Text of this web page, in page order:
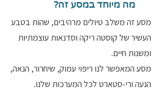
מה מיוחד במסע זה?
מסע זה משלב טיולים מרהיבים, שהות בטבע
העשיר של קוסטה ריקה וסדנאות עוצמתיות
ומשנות חיים.
מסע המאפשר לנו ריפוי עמוק, שיחרור, הנאה,
הנעה ורי-סטארט לכל המערכות שלנו.